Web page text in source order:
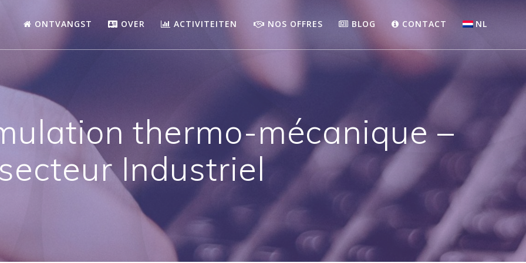
ONTVANGST OVER ACTIVITEITEN NOS OFFRES BLOG CONTACT NL
thermo-mécanique –
secteur Industriel